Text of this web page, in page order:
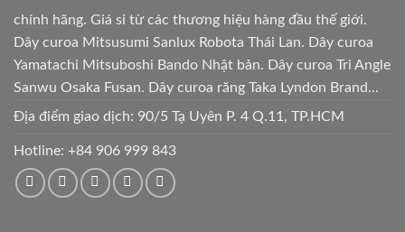
chính hãng. Giá sỉ từ các thương hiệu hàng đầu thế giới.
Dây curoa Mitsusumi Sanlux Robota Thái Lan. Dây curoa
Yamatachi Mitsuboshi Bando Nhật bản. Dây curoa Tri Angle
Sanwu Osaka Fusan. Dây curoa răng Taka Lyndon Brand...
Địa điểm giao dịch: 90/5 Tạ Uyên P. 4 Q.11, TP.HCM
Hotline: +84 906 999 843